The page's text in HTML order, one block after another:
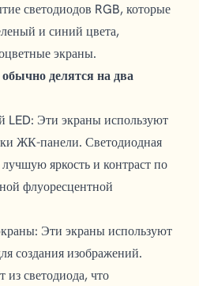
светодиодов RGB, которые
и синий цвета,
экраны.
делятся на два
LED: Эти экраны используют
ЖК-панели. Светодиодная
яркость и контраст по
флуоресцентной
Эти экраны используют
создания изображений.
светодиода, что